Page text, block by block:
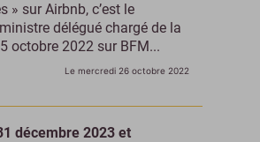
» sur Airbnb, c’est le
délégué chargé de la
octobre 2022 sur BFM...
Le mercredi 26 octobre 2022
décembre 2023 et